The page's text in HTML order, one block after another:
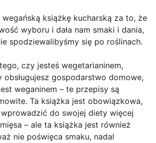
wegańską książkę kucharską za to, że
wyboru i dała nam smaki i dania,
spodziewalibyśmy się po roślinach.
czy jesteś wegetarianinem,
obsługujesz gospodarstwo domowe,
weganinem – te przepisy są
Ta książka jest obowiązkowa,
do swojej diety więcej
– ale ta książka jest również
nie poświęca smaku, nadal